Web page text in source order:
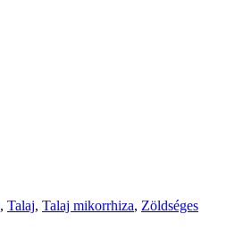
, Talaj, Talaj mikorrhiza, Zöldséges